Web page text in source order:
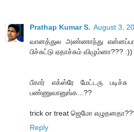
Prathap Kumar S. August 3,
வானத்துல அண்ணாந்து
பிச்சுட்டு ஏதாச்சும் விழும்னா??? :))
பீகார் எக்ஸ்ரே மேட்டரு படிச்சு
பண்ணுவானுங்க...??
trick or treat ஜெமோ
Reply